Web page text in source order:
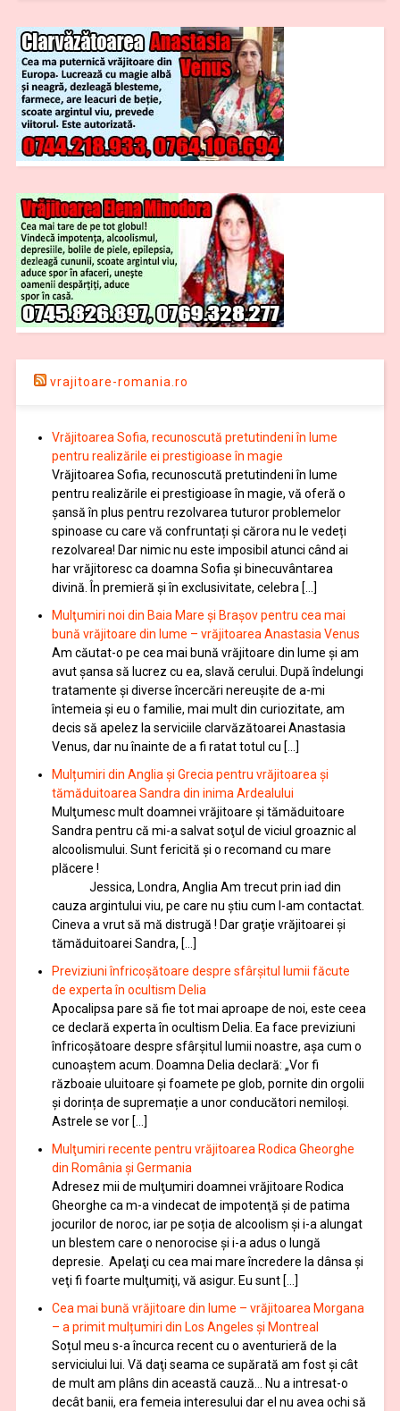
vrajitoare-romania.ro
Vrăjitoarea Sofia, recunoscută pretutindeni în lume
pentru realizările ei prestigioase în magie
Vrăjitoarea Sofia, recunoscută pretutindeni în lume
pentru realizările ei prestigioase în magie, vă oferă o
şansă în plus pentru rezolvarea tuturor problemelor
spinoase cu care vă confruntați și cărora nu le vedeți
rezolvarea! Dar nimic nu este imposibil atunci când ai
har vrăjitoresc ca doamna Sofia şi binecuvântarea
divină. În premieră şi în exclusivitate, celebra […]
Mulţumiri noi din Baia Mare și Brașov pentru cea mai
bună vrăjitoare din lume – vrăjitoarea Anastasia Venus
Am căutat-o pe cea mai bună vrăjitoare din lume și am
avut șansa să lucrez cu ea, slavă cerului. După îndelungi
tratamente şi diverse încercări nereușite de a-mi
întemeia şi eu o familie, mai mult din curiozitate, am
decis să apelez la serviciile clarvăzătoarei Anastasia
Venus, dar nu înainte de a fi ratat totul cu […]
Mulțumiri din Anglia și Grecia pentru vrăjitoarea și
tămăduitoarea Sandra din inima Ardealului
Mulţumesc mult doamnei vrăjitoare și tămăduitoare
Sandra pentru că mi-a salvat soţul de viciul groaznic al
alcoolismului. Sunt fericită și o recomand cu mare
plăcere !
Jessica, Londra, Anglia Am trecut prin iad din
cauza argintului viu, pe care nu știu cum l-am contactat.
Cineva a vrut să mă distrugă ! Dar graţie vrăjitoarei și
tămăduitoarei Sandra, […]
Previziuni înfricoșătoare despre sfârșitul lumii făcute
de experta în ocultism Delia
Apocalipsa pare să fie tot mai aproape de noi, este ceea
ce declară experta în ocultism Delia. Ea face previziuni
înfricoșătoare despre sfârșitul lumii noastre, așa cum o
cunoaștem acum. Doamna Delia declară: „Vor fi
războaie uluitoare și foamete pe glob, pornite din orgolii
și dorința de supremație a unor conducători nemiloși.
Astrele se vor […]
Mulţumiri recente pentru vrăjitoarea Rodica Gheorghe
din România și Germania
Adresez mii de mulţumiri doamnei vrăjitoare Rodica
Gheorghe ca m-a vindecat de impotenţă şi de patima
jocurilor de noroc, iar pe soția de alcoolism și i-a alungat
un blestem care o nenorocise și i-a adus o lungă
depresie. Apelaţi cu cea mai mare încredere la dânsa şi
veţi fi foarte mulţumiţi, vă asigur. Eu sunt […]
Cea mai bună vrăjitoare din lume – vrăjitoarea Morgana
– a primit mulțumiri din Los Angeles și Montreal
Soțul meu s-a încurca recent cu o aventurieră de la
serviciului lui. Vă daţi seama ce supărată am fost şi cât
de mult am plâns din această cauză… Nu a intresat-o
decât banii, era femeia interesului dar el nu avea ochi să